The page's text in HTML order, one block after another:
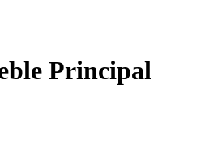
Principal